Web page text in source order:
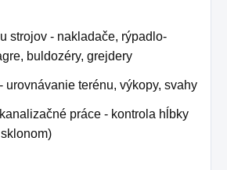
strojov - nakladače, rýpadlo-
buldozéry, grejdery
urovnávanie terénu, výkopy, svahy
práce - kontrola hĺbky